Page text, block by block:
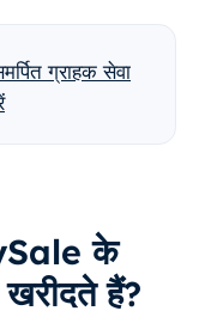
ग्राहक सेवा
के
हैं?